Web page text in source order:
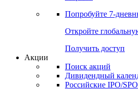
Cbonds Pages
Опросы
Попробуйте7-
Откройте
Получить доступ